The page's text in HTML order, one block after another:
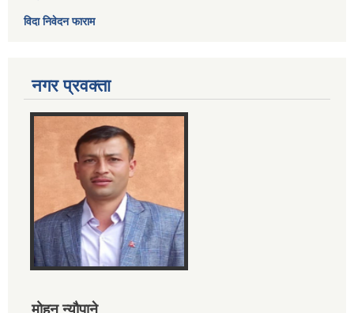
विदा निवेदन फाराम
नगर प्रवक्ता
मोहन न्यौपाने